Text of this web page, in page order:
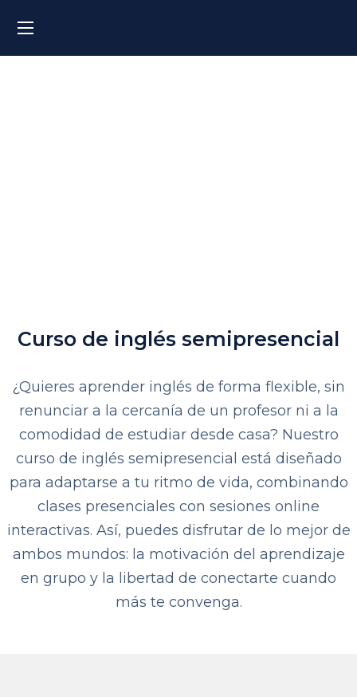
Curso de inglés semipresencial
¿Quieres aprender inglés de forma flexible, sin
renunciar a la cercanía de un profesor ni a la
comodidad de estudiar desde casa? Nuestro
curso de inglés semipresencial está diseñado
para adaptarse a tu ritmo de vida, combinando
clases presenciales con sesiones online
interactivas. Así, puedes disfrutar de lo mejor de
ambos mundos: la motivación del aprendizaje
en grupo y la libertad de conectarte cuando
más te convenga.